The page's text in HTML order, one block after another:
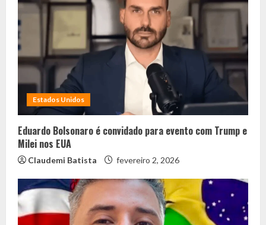
Estados Unidos
Eduardo Bolsonaro é convidado para evento com Trump e
Milei nos EUA
Claudemi Batista fevereiro 2, 2026